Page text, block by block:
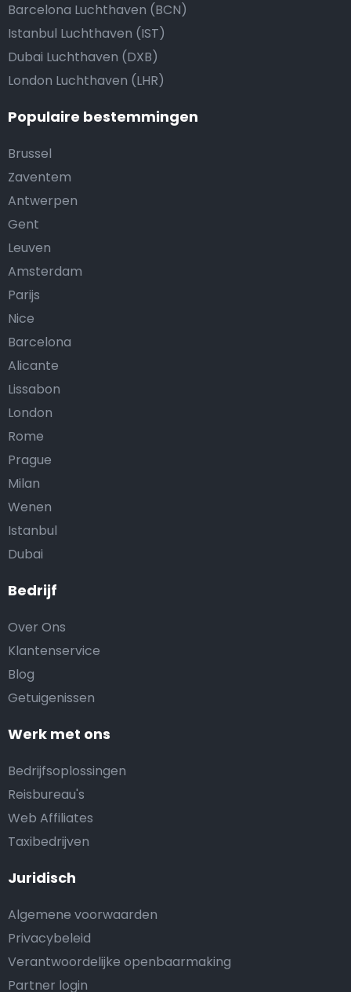
Bedrijf
Over Ons
Klantenservice
Blog
Getuigenissen
Werk met ons
Bedrijfsoplossingen
Reisbureau's
Web Affiliates
Taxibedrijven
Juridisch
Algemene voorwaarden
Privacybeleid
Verantwoordelijke openbaarmaking
Partner login
Barcelona Luchthaven (BCN)
Istanbul Luchthaven (IST)
Dubai Luchthaven (DXB)
London Luchthaven (LHR)
Populaire bestemmingen
Brussel
Zaventem
Antwerpen
Gent
Leuven
Amsterdam
Parijs
Nice
Barcelona
Alicante
Lissabon
London
Rome
Prague
Milan
Wenen
Istanbul
Dubai